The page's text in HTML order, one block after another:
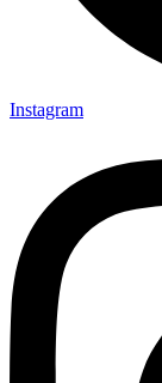
Instagram